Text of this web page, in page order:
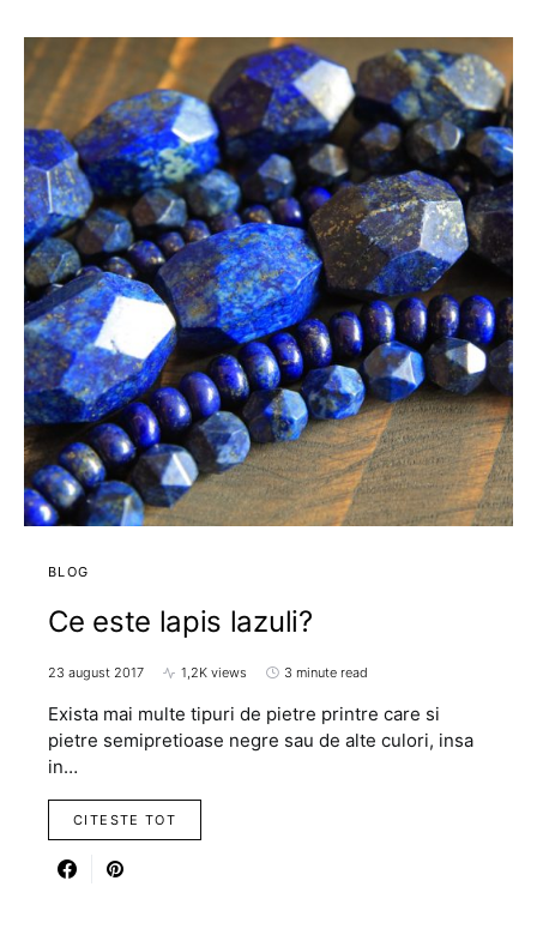
BLOG
Ce este lapis lazuli?
23 august 2017 1,2K views 3 minute read
Exista mai multe tipuri de pietre printre care si
pietre semipretioase negre sau de alte culori, insa
in…
CITESTE TOT